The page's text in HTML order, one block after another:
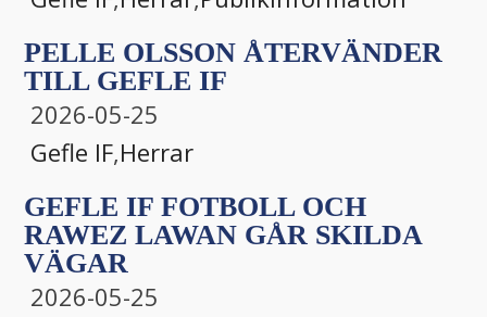
PELLE OLSSON ÅTERVÄNDER
TILL GEFLE IF
2026-05-25
Gefle IF,Herrar
GEFLE IF FOTBOLL OCH
RAWEZ LAWAN GÅR SKILDA
VÄGAR
2026-05-25